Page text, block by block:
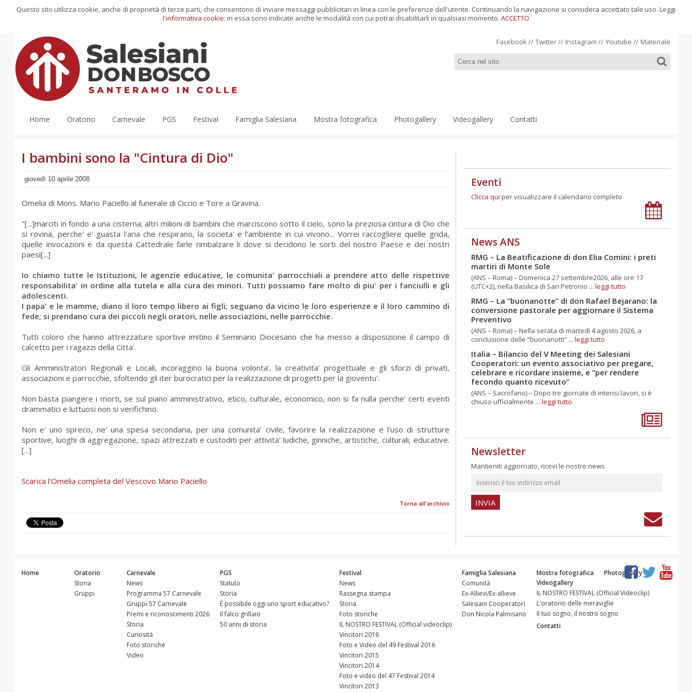
Questo sito utilizza cookie, anche di proprietà di terze parti, che consentono di inviare messaggi pubblicitari in linea con le preferenze dell'utente. Continuando la navigazione si considera accettato tale uso. Leggi
l'informativa cookie: in essa sono indicate anche le modalità con cui potrai disabilitarli in qualsiasi momento. ACCETTO
Facebook// Twitter// Instagram // Youtube // Materiale
Home Oratorio Carnevale PGS Festival Famiglia Salesiana Mostra fotografica Photogallery Videogallery Contatti
I bambini sono la "Cintura di Dio"
giovedì 10 aprile 2008
Omelia di Mons. Mario Paciello al funerale di Ciccio e Tore a Gravina.
"[...]marciti in fondo a una cisterna; altri milioni di bambini che marciscono sotto il cielo, sono la preziosa cintura di Dio che
si rovina, perche' e' guasta l'aria che respirano, la societa' e l'ambiente in cui vivono... Vorrei raccogliere quelle grida,
quelle invocazioni e da questa Cattedrale farle rimbalzare li dove si decidono le sorti del nostro Paese e dei nostri
paesi[...]
Io chiamo tutte le Istituzioni, le agenzie educative, le comunita' parrocchiali a prendere atto delle rispettive
responsabilita' in ordine alla tutela e alla cura dei minori. Tutti possiamo fare molto di piu' per i fanciulli e gli
adolescenti.
I papa' e le mamme, diano il loro tempo libero ai figli; seguano da vicino le loro esperienze e il loro cammino di
fede; si prendano cura dei piccoli negli oratori, nelle associazioni, nelle parrocchie.
Tutti coloro che hanno attrezzature sportive imitino il Seminario Diocesano che ha messo a disposizione il campo di
calcetto per i ragazzi della Citta'.
Gli Amministratori Regionali e Locali, incoraggino la buona volonta', la creativita' progettuale e gli sforzi di privati,
associazioni e parrocchie, sfoltendo gli iter burocratici per la realizzazione di progetti per la gioventu'.
Non basta piangere i morti, se sul piano amministrativo, etico, culturale, economico, non si fa nulla perche' certi eventi
drammatici e luttuosi non si verifichino.
Non e' uno spreco, ne' una spesa secondaria, per una comunita' civile, favorire la realizzazione e l'uso di strutture
sportive, luoghi di aggregazione, spazi attrezzati e custoditi per attivita' ludiche, ginniche, artistiche, culturali, educative.
[...]
Scarica l'Omelia completa del Vescovo Mario Paciello
Torna all'archivio
Eventi
Clicca qui per visualizzare il calendario completo
News ANS
RMG – La Beatificazione di don Elia Comini: i preti
martiri di Monte Sole
(ANS – Roma) – Domenica 27 settembre2026, alle ore 17
(UTC+2), nella Basilica di San Petronio ... leggi tutto
RMG – La “buonanotte” di don Rafael Bejarano: la
conversione pastorale per aggiornare il Sistema
Preventivo
(ANS – Roma) – Nella serata di martedì 4 agosto 2026, a
conclusione delle “buonanotti” ... leggi tutto
Italia – Bilancio del V Meeting dei Salesiani
Cooperatori: un evento associativo per pregare,
celebrare e ricordare insieme, e “per rendere
fecondo quanto ricevuto”
(ANS – Sacrofano) – Dopo tre giornate di intensi lavori, si è
chiuso ufficialmente ... leggi tutto
Newsletter
Mantieniti aggiornato, ricevi le nostre news
Home
Oratorio
Storia
Gruppi
Carnevale
News
Programma 57 Carnevale
Gruppi 57 Carnevale
Premi e riconoscimenti 2026
Storia
Curiosità
Foto storiche
Video
PGS
Statuto
Storia
È possibile oggi uno sport educativo?
Il falco grillaio
50 anni di storia
Festival
News
Rassegna stampa
Storia
Foto storiche
IL NOSTRO FESTIVAL (Official videoclip)
Vincitori 2016
Foto e Video del 49 Festival 2016
Vincitori 2015
Vincitori 2014
Foto e video del 47 Festival 2014
Vincitori 2013
Famiglia Salesiana
Comunità
Ex-Allievi/Ex-allieve
Salesiani Cooperatori
Don Nicola Palmisano
Mostra fotografica
Photogallery
Videogallery
IL NOSTRO FESTIVAL (Official Videoclip)
L'oratorio delle meraviglie
Il tuo sogno, il nostro sogno
Contatti